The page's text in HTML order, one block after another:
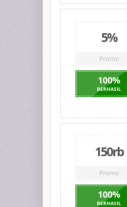
5%
Promo
100%
BERHASIL
150rb
Promo
100%
BERHASIL